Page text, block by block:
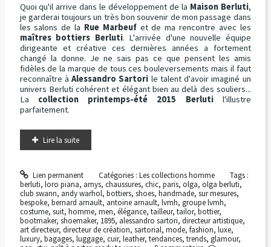
Quoi qu'il arrive dans le développement de la Maison Berluti,
je garderai toujours un très bon souvenir de mon passage dans
les salons de la Rue Marbeufet de ma rencontre avec les
maîtres bottiers Berluti. L'arrivée d'une nouvelle équipe
dirigeante et créative ces dernières années a fortement
changé la donne. Je ne sais pas ce que pensent les amis
fidèles de la marque de tous ces bouleversements mais il faut
reconnaître àAlessandro Sartori le talent d'avoir imaginé un
univers Berluti cohérent et élégant bien au delà des souliers...
La collection printemps-été 2015 Berlutil'illustre
parfaitement.
Lire la suite
Lien permanent Catégories : Les collections homme
Tags :
berluti, loro piana, arnys, chaussures, chic, paris, olga, olga berluti,
club swann, andy warhol, bottiers, shoes, handmade, sur mesures,
bespoke, bernard arnault, antoine arnault, lvmh, groupe lvmh,
costume, suit, homme, men, élégance, tailleur, tailor, bottier,
bootmaker, shoemaker, 1895, alessandro sartori, directeur artistique,
art directeur, directeur de création, sartorial, mode, fashion, luxe,
luxury, bagages, luggage, cuir, leather, tendances, trends, glamour,